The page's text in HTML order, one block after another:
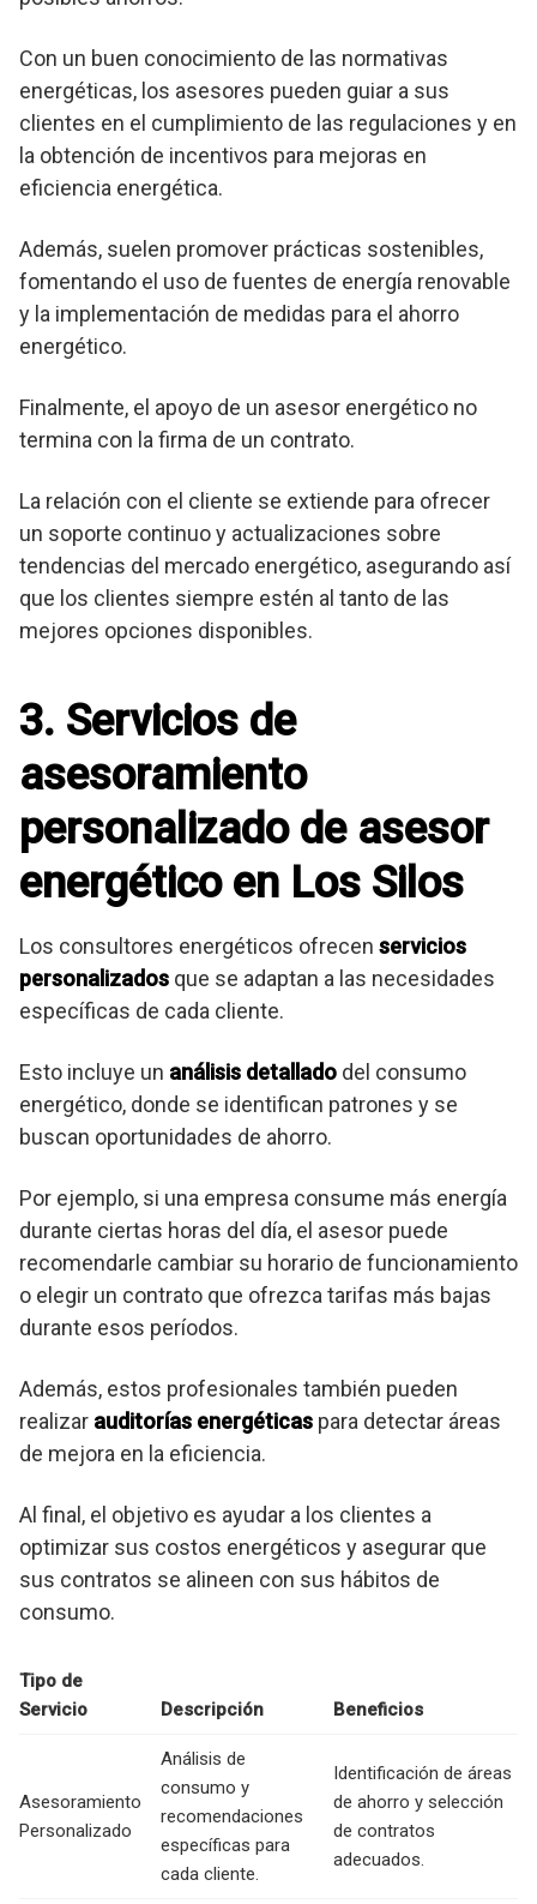
Con un buen conocimiento de las normativas
energéticas, los asesores pueden guiar a sus
clientes en el cumplimiento de las regulaciones y en
la obtención de incentivos para mejoras en
eficiencia energética.
Además, suelen promover prácticas sostenibles,
fomentando el uso de fuentes de energía renovable
y la implementación de medidas para el ahorro
energético.
Finalmente, el apoyo de un asesor energético no
termina con la firma de un contrato.
La relación con el cliente se extiende para ofrecer
un soporte continuo y actualizaciones sobre
tendencias del mercado energético, asegurando así
que los clientes siempre estén al tanto de las
mejores opciones disponibles.
3. Servicios de
asesoramiento
personalizado de asesor
energético en Los Silos
Los consultores energéticos ofrecen servicios
personalizados que se adaptan a las necesidades
específicas de cada cliente.
Esto incluye un análisis detallado del consumo
energético, donde se identifican patrones y se
buscan oportunidades de ahorro.
Por ejemplo, si una empresa consume más energía
durante ciertas horas del día, el asesor puede
recomendarle cambiar su horario de funcionamiento
o elegir un contrato que ofrezca tarifas más bajas
durante esos períodos.
Además, estos profesionales también pueden
realizar auditorías energéticas para detectar áreas
de mejora en la eficiencia.
Al final, el objetivo es ayudar a los clientes a
optimizar sus costos energéticos y asegurar que
sus contratos se alineen con sus hábitos de
consumo.
Tipo de
Servicio
Descripción Beneficios
Asesoramiento
Personalizado
Análisis de
consumo y
recomendaciones
específicas para
cada cliente.
Identificación de áreas
de ahorro y selección
de contratos
adecuados.